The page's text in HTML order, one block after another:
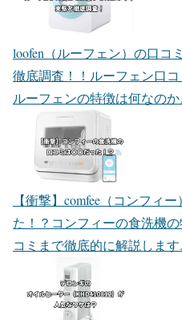
loofen（ルーフェン）の口コ
徹底調査！！ ルーフェン口
ルーフェンの特徴は何なの
【衝撃】comfee（コンフィ
た！？ コンフィーの食洗機
コミまで徹底的に解説します